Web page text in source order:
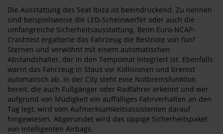
Die Ausstattung des Seat Ibiza ist beeindruckend. Zu nennen
sind beispielsweise die LED-Scheinwerfer oder auch die
umfangreiche Sicherheitsausstattung. Beim Euro-NCAP-
Crashtest ergatterte das Fahrzeug die Bestnote von fünf
Sternen und verwöhnt mit einem automatischen
Abstandshalter, der in den Tempomat integriert ist. Ebenfalls
warnt das Fahrzeug in Staus vor Kollisionen und bremst
automatisch ab. In der City steht eine Notbremsfunktion
bereit, die auch Fußgänger oder Radfahrer erkennt und wer
aufgrund von Müdigkeit ein auffälliges Fahrverhalten an den
Tag legt, wird vom Aufmerksamkeitsassistenten darauf
hingewiesen. Abgerundet wird das üppige Sicherheitspaket
von intelligenten Airbags.